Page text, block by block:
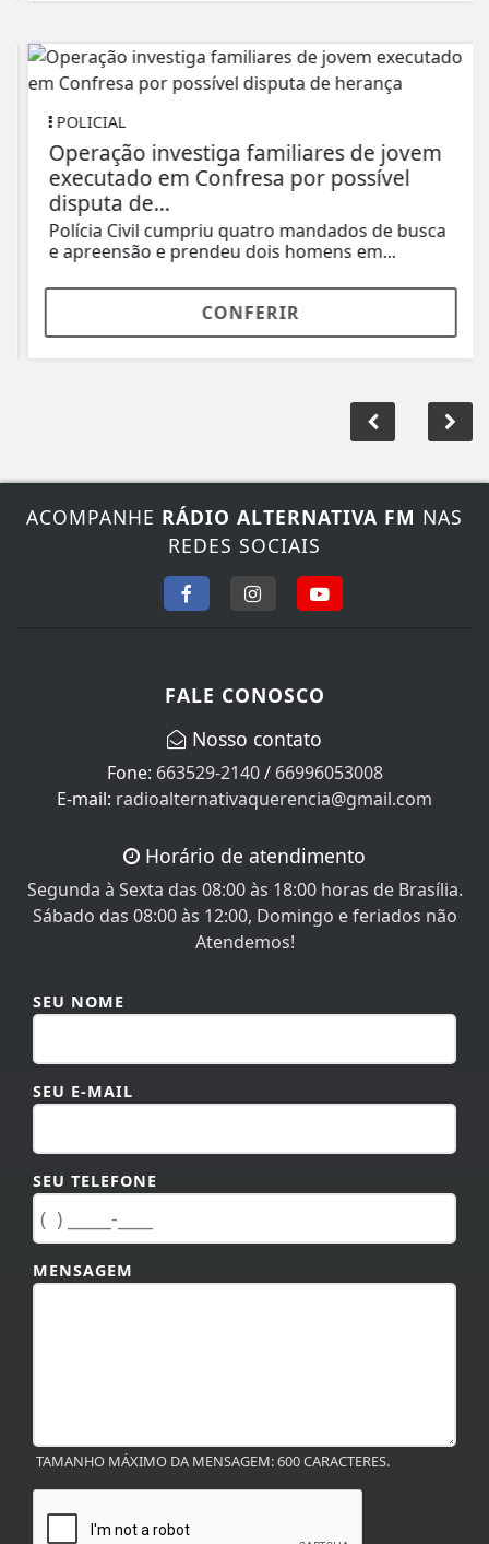
POLICIAL
Operação investiga familiares de jovem
executado em Confresa por possível
disputa de...
Polícia Civil cumpriu quatro mandados de busca
e apreensão e prendeu dois homens em...
CONFERIR
ACOMPANHE RÁDIO ALTERNATIVA FM NAS
REDES SOCIAIS
FALE CONOSCO
Nosso contato
Fone: 663529-2140/ 66996053008
E-mail: radioalternativaquerencia@gmail.com
Horário de atendimento
Segunda à Sexta das 08:00 às 18:00 horas de Brasília.
Sábado das 08:00 às 12:00, Domingo e feriados não
Atendemos!
SEU NOME
SEU E-MAIL
SEU TELEFONE
MENSAGEM
TAMANHO MÁXIMO DA MENSAGEM: 600 CARACTERES.